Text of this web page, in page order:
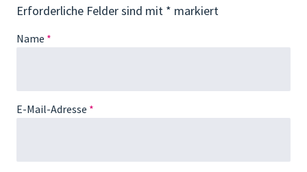
Erforderliche Felder sind mit * markiert
Name *
E-Mail-Adresse *